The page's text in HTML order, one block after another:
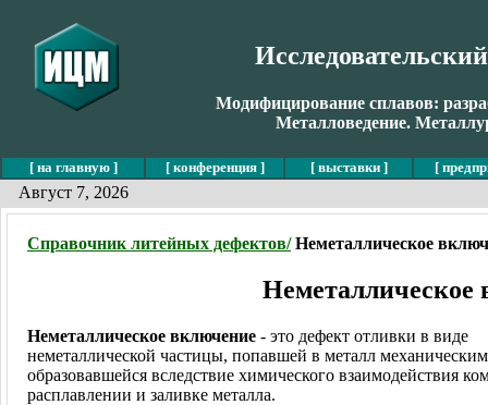
Модифицирование сплавов:
Металловедение.
[ на главную ] [ конференция ] [ выставки ] [
Август 7, 2026
Справочник литейных дефектов/Неметаллическое
Неметаллическое
Неметаллическое включение - это дефект отливки в виде
неметаллической частицы, попавшей в металл
образовавшейся вследствие химического взаимодействия
расплавлении и заливке металла.